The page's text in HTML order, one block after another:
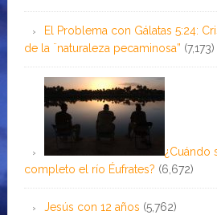
El Problema con Gálatas 5:24:
de la ¨naturaleza pecaminosa” (7,173)
¿Cuándo
completo el río Éufrates? (6,672)
Jesús con 12 años (5,762)